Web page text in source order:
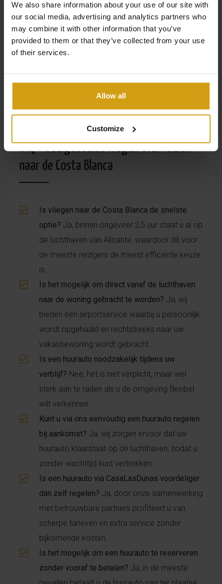
We also share information about your use of our site with
our social media, advertising and analytics partners who
may combine it with other information that you’ve
provided to them or that they’ve collected from your use
of their services.
Allow all
Customize
Persoonlijke service in uw eigen taal
Betrouwbare partners voor transfer en
autohuur
Lokale kennis van de Costa Blanca
FAQ - Veelgestelde vragen over reizen
naar de Costa Blanca
Is vliegen naar de Costa Blanca de snelste
optie? Ja, binnen ongeveer 2,5 uur staat u al op
de luchthaven van Alicante, waardoor dit voor
de meeste reizigers de meest efficiënte keuze
is.
Is het mogelijk om direct vanaf de luchthaven
naar de woning gebracht te worden? Ja, wij
bieden een airportservice waarbij u persoonlijk
wordt opgehaald en rechtstreeks naar uw
vakantiewoning wordt gebracht.
Is een huurauto noodzakelijk tijdens uw
verblijf? Nee, het is niet verplicht, maar wel
sterk aan te raden als u de omgeving flexibel
wilt verkennen.
Kunt u via ons eenvoudig een huurauto regelen
bij aankomst? Ja, wij zorgen ervoor dat uw
huurauto klaarstaat op de luchthaven, zodat u
zonder wachttijd kunt vertrekken.
Is een huurauto via CasaLasDunas voordeliger
dan zelf regelen? Ja, door onze samenwerking
met betrouwbare partners profiteert u van
scherpe tarieven en extra service zonder
bijkomende kosten.
Is het mogelijk om een huurauto te reserveren
zonder vooraf te betalen? Ja, in de meeste